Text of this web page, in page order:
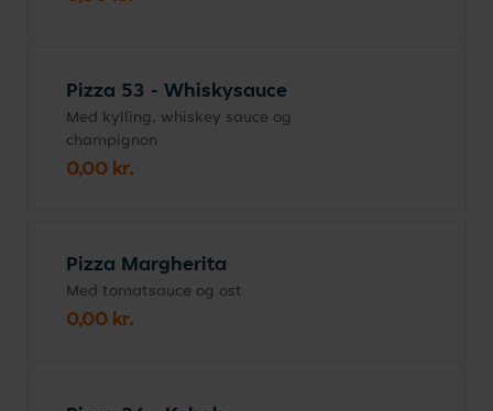
Pizza 53 - Whiskysauce
Med kylling, whiskey sauce og
champignon
0,00 kr.
Pizza Margherita
Med tomatsauce og ost
0,00 kr.